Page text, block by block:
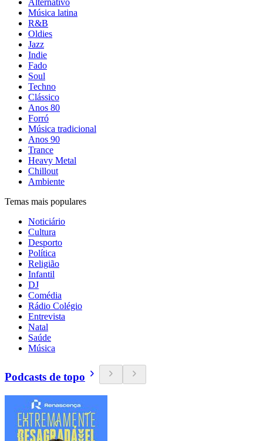
Alternativo
Música latina
R&B
Oldies
Jazz
Indie
Fado
Soul
Techno
Clássico
Anos 80
Forró
Música tradicional
Anos 90
Trance
Heavy Metal
Chillout
Ambiente
Temas mais populares
Noticiário
Cultura
Desporto
Política
Religião
Infantil
DJ
Comédia
Rádio Colégio
Entrevista
Natal
Saúde
Música
Podcasts de topo